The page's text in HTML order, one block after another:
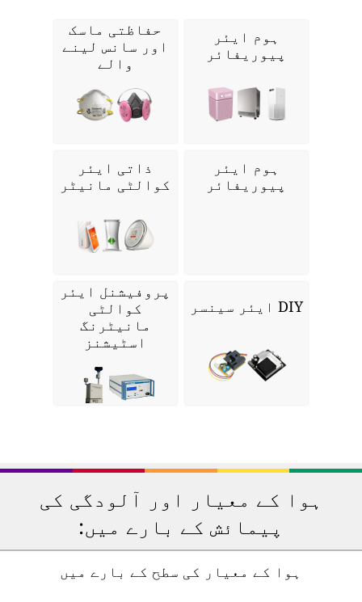
ہوم ایئر
پیوریفائر
حفاظتی ماسک
اور سانس لینے
والے
ہوم ایئر
پیوریفائر
ذاتی ایئر
کوالٹی مانیٹر
DIY ایئر سینسر
پروفیشنل ایئر
کوالٹی
مانیٹرنگ
اسٹیشنز
ہوا کے معیار اور آلودگی کی
پیمائش کے بارے میں:
ہوا کے معیار کی سطح کے بارے میں